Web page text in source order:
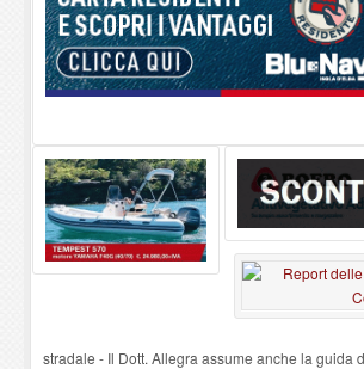
stradale - Il Dott. Allegra assume anche la